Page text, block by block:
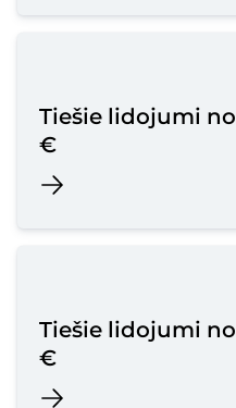
Tiešie lidojumi no
€
Tiešie lidojumi no
€